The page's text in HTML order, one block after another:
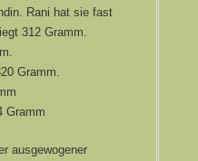
Rani hat sie fast
312 Gramm.
Gramm.
Gramm
ausgewogener